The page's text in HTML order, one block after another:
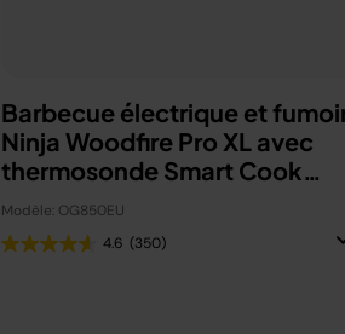
Barbecue électrique et
Ninja Woodfire Pro XL avec
thermosonde Smart Cook
OG850EU
Modèle: OG850EU
4.6 (350)